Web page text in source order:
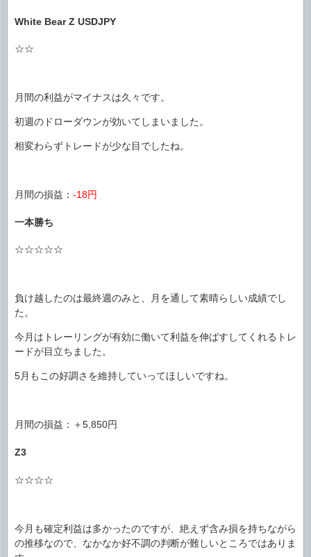
White Bear Z USDJPY
☆☆
月間の利益がマイナスは久々です。
初週のドローダウンが効いてしまいました。
相変わらずトレードが少な目でしたね。
月間の損益： -18円
一本勝ち
☆☆☆☆☆
負け越したのは最終週のみと、月を通して素晴らしい成績でし
た。
今月はトレーリングが有効に働いて利益を伸ばすしてくれるトレ
ードが目立ちました。
5月もこの好調さを維持していってほしいですね。
月間の損益：＋5,850円
Z3
☆☆☆☆
今月も確定利益は多かったのですが、絶えず含み損を持ちながら
の推移なので、なかなか好不調の判断が難しいところではありま